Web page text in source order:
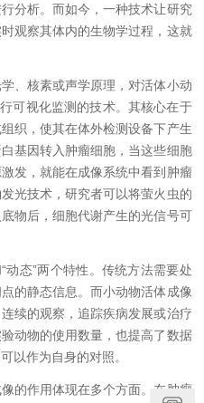
分析。而如今，一种技术让研究
观察其体内的生物学过程，这就
核素或声学原理，对活体小动
可视化监测的技术。其核心在于
织，使其在体外检测设备下产生
基因转入肿瘤细胞，当这些细胞
发，就能在成像系统中看到肿瘤
光技术，研究者可以将萤火虫的
物后，细胞代谢产生的光信号可
态”两个特性。传统方法需要处
的静态信息。而小动物活体成像
续的观察，追踪疾病发展或治疗
动物的使用数量，也提高了数据
以作为自身的对照。
作用体现在多个方面。在肿瘤